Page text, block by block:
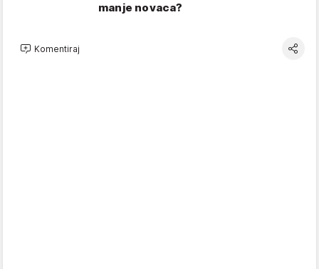
manje novaca?
Komentiraj